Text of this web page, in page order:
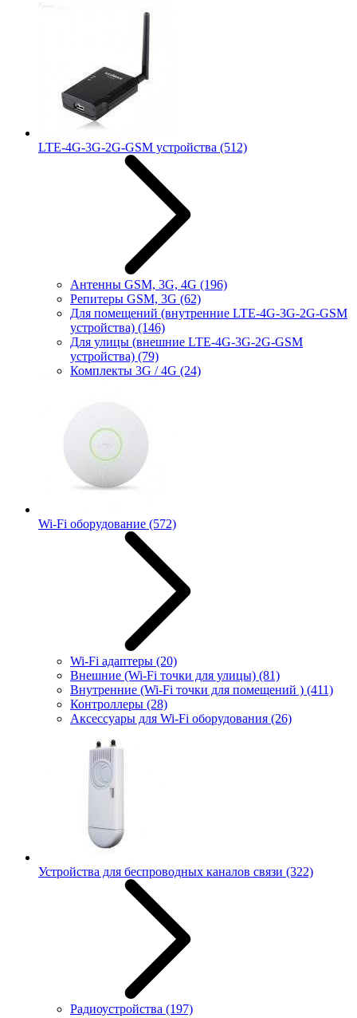
LTE-4G-3G-2G-GSM устройства (512)
Антенны GSM, 3G, 4G (196)
Репитеры GSM, 3G (62)
Для помещений (внутренние LTE-4G-3G-2G-GSM
устройства) (146)
Для улицы (внешние LTE-4G-3G-2G-GSM
устройства) (79)
Комплекты 3G / 4G (24)
Wi-Fi оборудование (572)
Wi-Fi адаптеры (20)
Внешние (Wi-Fi точки для улицы) (81)
Внутренние (Wi-Fi точки для помещений ) (411)
Контроллеры (28)
Аксессуары для Wi-Fi оборудования (26)
Устройства для беспроводных каналов связи (322)
Радиоустройства (197)